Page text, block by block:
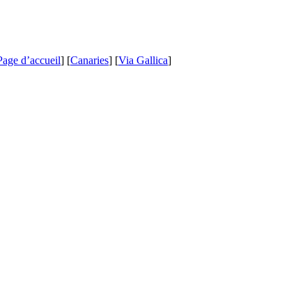
d’accueil] [Canaries] [Via Gallica]